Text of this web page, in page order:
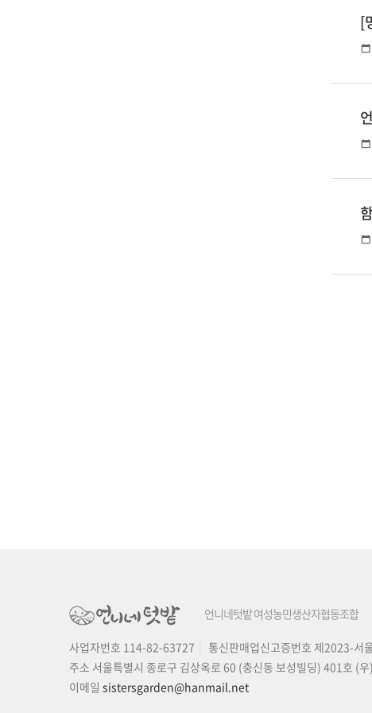
[
언니네텃밭 여성농민생산자협동조합
사업자번호 114-82-63727 통신판매업신고증번호 제2023-서
주소 서울특별시 종로구 김상옥로 60 (충신동 보성빌딩) 401호 (
이메일 sistersgarden@hanmail.net